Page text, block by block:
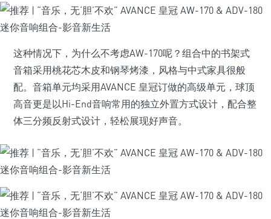
这种情况下，为什么不考虑AW-170呢？组合中的书架式
音箱采用桃花芯木皮和钢琴烤漆，风格与中式家具很般
配。音箱单元均采用AVANCE 皇冠订做的高级单元，球顶
高音更是以Hi-End音响常用的独立外置方式设计，配合整
体三分频反射式设计，轻松展现好声音。